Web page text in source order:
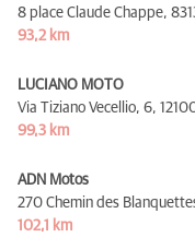
8 place Claude Chappe,
93,2 km
LUCIANO MOTO
Via Tiziano Vecellio, 6,
99,3 km
ADN Motos
270 Chemin des
102,1 km